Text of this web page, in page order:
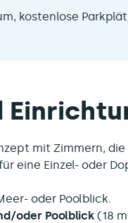
kostenlose
mit Zimmern,
eine Einzel- oder
oder Poolblick.
oder Poolblick (18